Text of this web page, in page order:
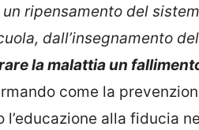
un ripensamento del
dall’insegnamento
la malattia un
come la
l’educazione alla fiducia